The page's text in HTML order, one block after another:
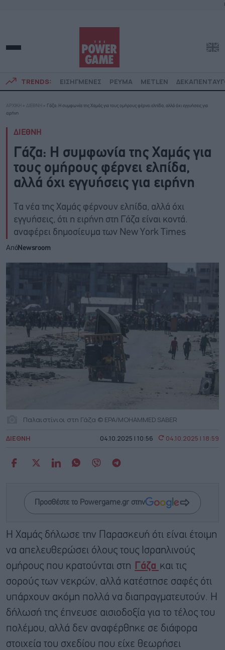
TRENDS: ΕΙΣΗΓΜΕΝΕΣ ΡΕΥΜΑ METLEN
ΑΡΧΙΚΗ » ΔΙΕΘΝΗ »
Γάζα: Η συμφωνία της Χαμάς για τους ομήρους φέρνει ελπίδα, αλλά όχι εγγυήσεις για
ειρήνη
ΔΙΕΘΝΗ
Γάζα: Η συμφωνία της Χαμάς για
τους ομήρους φέρνει ελπίδα,
αλλά όχι εγγυήσεις για ειρήνη
Τα νέα της Χαμάς φέρνουν ελπίδα, αλλά όχι
εγγυήσεις, ότι η ειρήνη στη Γάζα είναι κοντά.
αναφέρει δημοσίευμα των New York Times
ΑπόNewsroom
Παλαιστίνιοι στη Γάζα © EPA/MOHAMMED SABER
ΔΙΕΘΝΗ 04.10.2025 | 10:56 04.10.2025 | 18:59
Προσθέστε το Powergame.gr στην
Η Χαμάς δήλωσε την Παρασκευή ότι είναι έτοιμη
να απελευθερώσει όλους τους Ισραηλινούς
ομήρους που κρατούνται στη
Γάζα και τις
σορούς των νεκρών, αλλά κατέστησε σαφές ότι
υπάρχουν ακόμη πολλά να διαπραγματευτούν. H
δήλωσή της έπνευσε αισιοδοξία για το τέλος του
πολέμου, αλλά δεν αναφέρθηκε σε διάφορα
στοιχεία του σχεδίου που είχε θεωρήσει